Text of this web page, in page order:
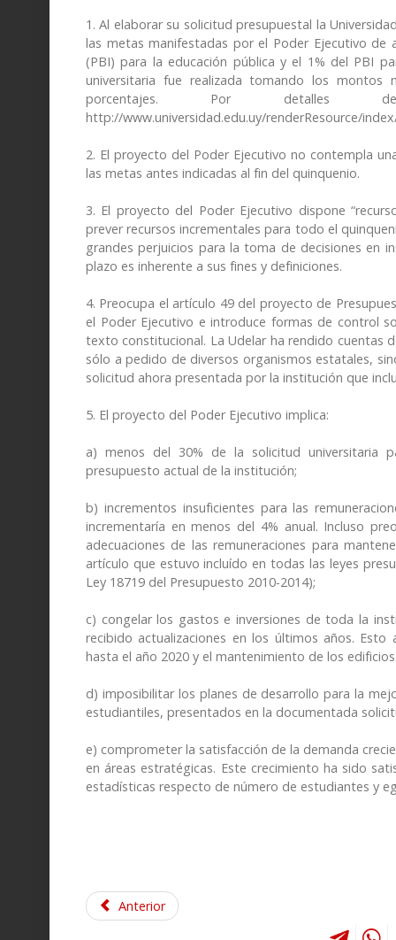
1. Al elaborar su solicitud presupuestal la
las metas manifestadas por el Poder Ejecutivo
(PBI) para la educación pública y el 1% del PBI
universitaria fue realizada tomando los
porcentajes. Por detalles
http://www.universidad.edu.uy/renderResource/
2. El proyecto del Poder Ejecutivo no contempla
las metas antes indicadas al fin del quinquenio.
3. El proyecto del Poder Ejecutivo dispone
prever recursos incrementales para todo el
grandes perjuicios para la toma de decisiones en
plazo es inherente a sus fines y definiciones.
4. Preocupa el artículo 49 del proyecto de
el Poder Ejecutivo e introduce formas de control
texto constitucional. La Udelar ha rendido cuentas
sólo a pedido de diversos organismos estatales,
solicitud ahora presentada por la institución que
5. El proyecto del Poder Ejecutivo implica:
a) menos del 30% de la solicitud universitaria
presupuesto actual de la institución;
b) incrementos insuficientes para las
incrementaría en menos del 4% anual. Incluso
adecuaciones de las remuneraciones para
artículo que estuvo incluído en todas las leyes
Ley 18719 del Presupuesto 2010-2014);
c) congelar los gastos e inversiones de toda la
recibido actualizaciones en los últimos años.
hasta el año 2020 y el mantenimiento de los
d) imposibilitar los planes de desarrollo para la
estudiantiles, presentados en la documentada
e) comprometer la satisfacción de la demanda
en áreas estratégicas. Este crecimiento ha sido
estadísticas respecto de número de estudiantes y
Anterior